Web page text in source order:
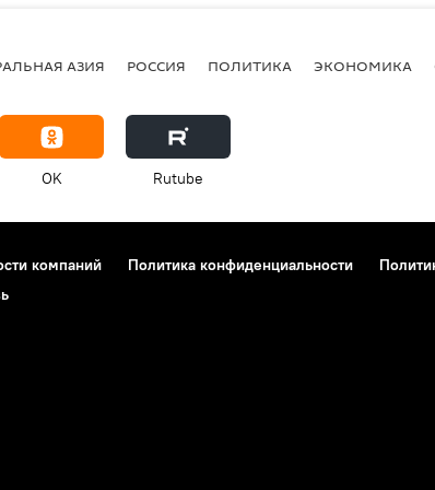
АЗИЯ РОССИЯ ПОЛИТИКА ЭКОНОМИКА
OK Rutube
компаний Политика конфиденциальности